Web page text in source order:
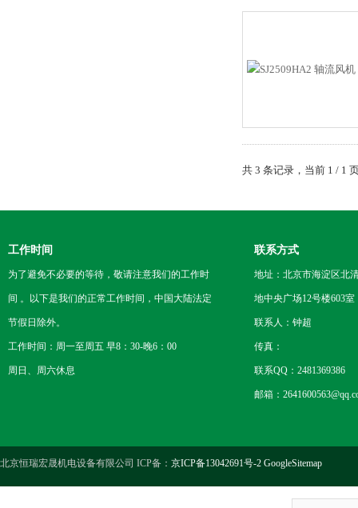
共 3 条记录，当前 1 / 1
工作时间
为了避免不必要的等待，敬请注意我们的工作时
间 。以下是我们的正常工作时间，中国大陆法定
节假日除外。
工作时间：周一至周五 早8：30-晚6：00
周日、周六休息
联系方式
地址：北京市海淀区北
地中央广场12号楼603室
联系人：钟超
传真：
联系QQ：2481369386
邮箱：
北京恒瑞宏晟机电设备有限公司 ICP备： 京ICP备13042691号-2 GoogleSitemap